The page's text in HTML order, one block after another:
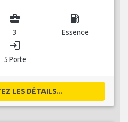
business_center
3
local_gas_station
Essence
login
5 Porte
LES DÉTAILS...